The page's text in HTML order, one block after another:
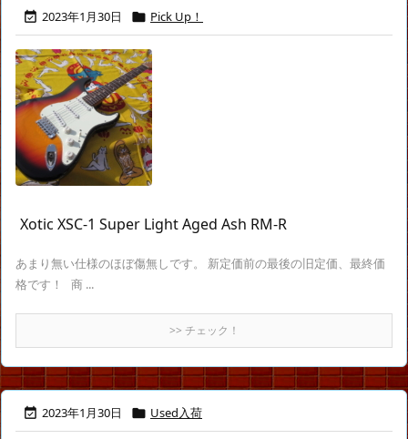
 2023年1月30日  Pick Up！
Xotic XSC-1 Super Light Aged Ash RM-R
あまり無い仕様のほぼ傷無しです。 新定価前の最後の旧定価、最終価
格です！ 商 ...
>> チェック！
 2023年1月30日  Used入荷